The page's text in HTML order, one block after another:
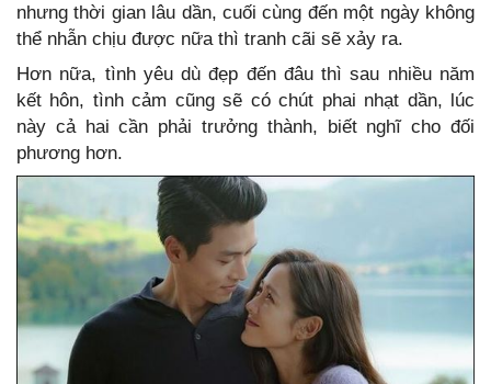
nhưng thời gian lâu dần, cuối cùng đến một ngày không
thể nhẫn chịu được nữa thì tranh cãi sẽ xảy ra.
Hơn nữa, tình yêu dù đẹp đến đâu thì sau nhiều năm
kết hôn, tình cảm cũng sẽ có chút phai nhạt dần, lúc
này cả hai cần phải trưởng thành, biết nghĩ cho đối
phương hơn.